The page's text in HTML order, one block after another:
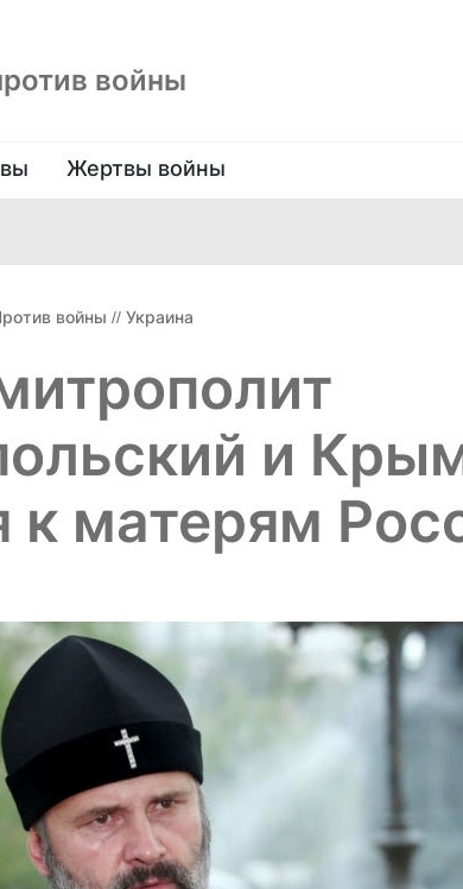
войны
Жертвы войны
войны // Украина
и
к матерям